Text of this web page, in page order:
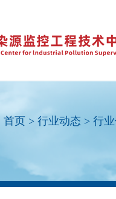
首页 > 行业动态 > 行